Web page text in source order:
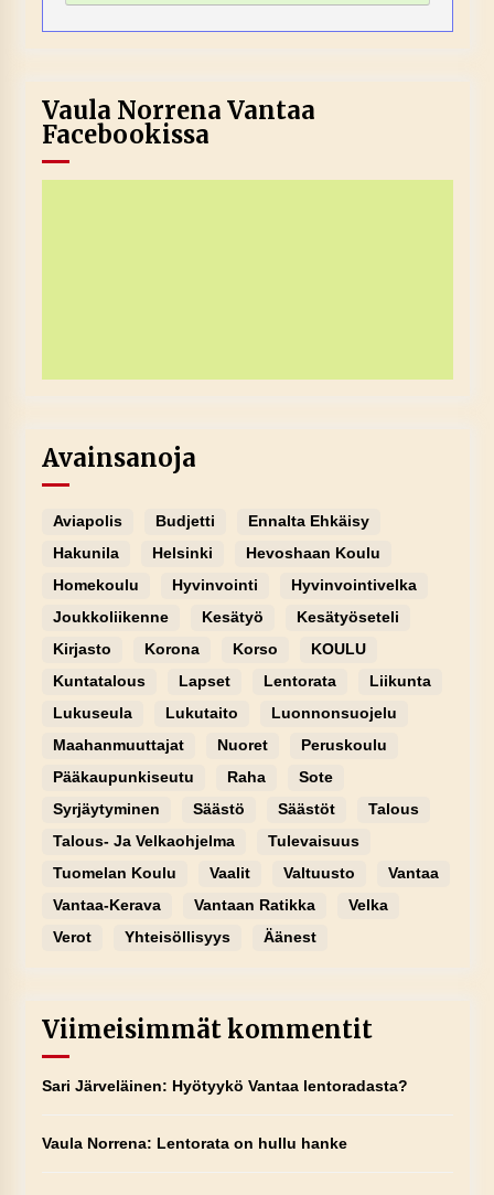
Vaula Norrena Vantaa
Facebookissa
Avainsanoja
Aviapolis Budjetti
Ennalta Ehkäisy
Hakunila
Helsinki
Hevoshaan Koulu
Homekoulu
Hyvinvointi
Hyvinvointivelka
Joukkoliikenne
Kesätyö
Kesätyöseteli
Kirjasto
Korona Korso
KOULU
Kuntatalous
Lapset Lentorata
Liikunta
Lukuseula
Lukutaito
Luonnonsuojelu
Maahanmuuttajat
Nuoret
Peruskoulu
Pääkaupunkiseutu
Raha
Sote
Syrjäytyminen
Säästö Säästöt
Talous
Talous- Ja Velkaohjelma
Tulevaisuus
Tuomelan Koulu
Vaalit Valtuusto
Vantaa
Vantaa-Kerava
Vantaan Ratikka
Velka
Verot
Yhteisöllisyys Äänest
Viimeisimmät kommentit
Sari Järveläinen: Hyötyykö Vantaa lentoradasta?
Vaula Norrena: Lentorata on hullu hanke